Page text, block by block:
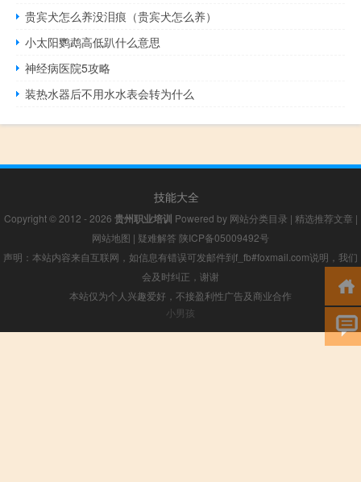
贵宾犬怎么养没泪痕（贵宾犬怎么养）
小太阳鹦鹉高低趴什么意思
神经病医院5攻略
装热水器后不用水水表会转为什么
技能大全
Copyright © 2012 - 2026 贵州职业培训 Powered by 网站分类目录 | 精选推荐文章 |
网站地图 | 疑难解答 陕ICP备05009492号
声明：本站内容来自互联网，如信息有错误可发邮件到f_fb#foxmail.com说明，我们
会及时纠正，谢谢
本站仅为个人兴趣爱好，不接盈利性广告及商业合作
小男孩